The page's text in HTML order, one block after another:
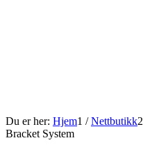
Du er her: Hjem1 / Nettbutikk2
Bracket System